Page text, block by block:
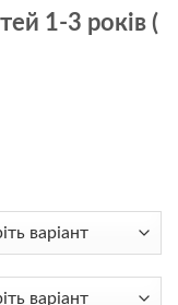
1-3 років (